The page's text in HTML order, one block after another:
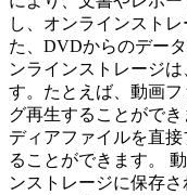
し、オンラインスト
た、DVDからのデー
ンラインストレージ
す。たとえば、動画
グ再生することがで
ディアファイルを直
ることができます。
ンストレージに保存